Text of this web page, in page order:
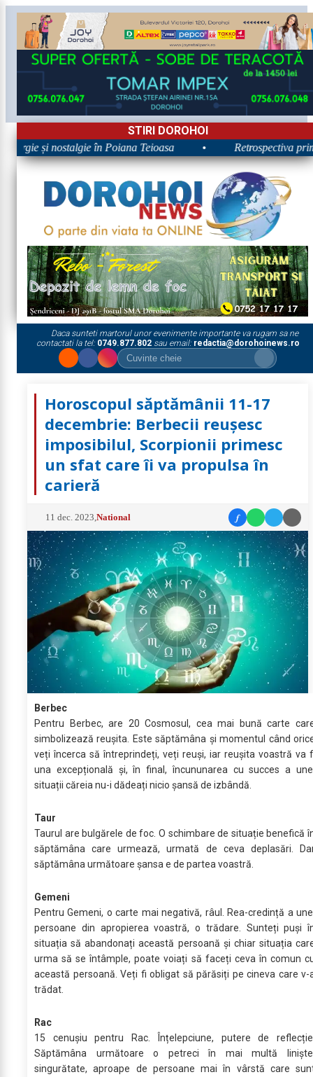
STIRI DOROHOI
și nostalgie în Poiana Teioasa Retrospectiva
Daca sunteti martorul unor evenimente importante va rugam sa ne
contactati la tel: 0749.877.802sau email: redactia@dorohoinews.ro
Horoscopul săptămânii 11-17
decembrie: Berbecii reușesc
imposibilul, Scorpionii primesc
un sfat care îi va propulsa în
carieră
11 dec. 2023 ,National f
Berbec
Pentru Berbec, are 20 Cosmosul, cea mai bună carte
simbolizează reușita. Este săptămâna și momentul când
veți încerca să întreprindeți, veți reuși, iar reușita voastră va
una excepțională și, în final, încununarea cu succes a
situații căreia nu-i dădeați nicio șansă de izbândă.
Taur
Taurul are bulgărele de foc. O schimbare de situație benefică
săptămâna care urmează, urmată de ceva deplasări.
săptămâna următoare șansa e de partea voastră.
Gemeni
Pentru Gemeni, o carte mai negativă, râul. Rea-credință a
persoane din apropierea voastră, o trădare. Sunteți puși
situația să abandonați această persoană și chiar situația
urma să se întâmple, poate voiați să faceți ceva în comun
această persoană. Veți fi obligat să părăsiți pe cineva care v-
trădat.
Rac
15 cenușiu pentru Rac. Înțelepciune, putere de
Săptămâna următoare o petreci în mai multă
singurătate, aproape de persoane mai în vârstă care